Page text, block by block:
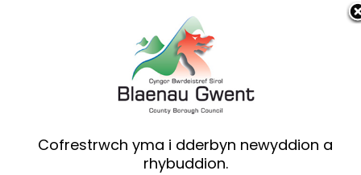
Cymraeg English
Preswylwyr
Cofrestrwch yma i dderbyn newyddion a
rhybuddion.